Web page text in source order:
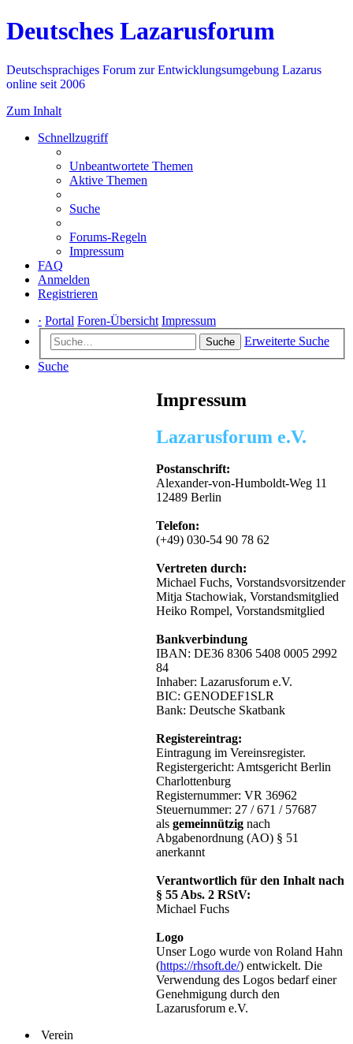
Deutsches Lazarusforum
Deutschsprachiges Forum zur Entwicklungsumgebung Lazarus
online seit 2006
Zum Inhalt
Schnellzugriff
Unbeantwortete Themen
Aktive Themen
Suche
Forums-Regeln
Impressum
FAQ
Anmelden
Registrieren
· Portal Foren-Übersicht Impressum
Suche
Erweiterte Suche
Suche
Impressum
Lazarusforum e.V.
Postanschrift:
Alexander-von-Humboldt-Weg 11
12489 Berlin
Telefon:
(+49) 030-54 90 78 62
Vertreten durch:
Michael Fuchs, Vorstandsvorsitzender
Mitja Stachowiak, Vorstandsmitglied
Heiko Rompel, Vorstandsmitglied
Bankverbindung
IBAN: DE36 8306 5408 0005 2992
84
Inhaber: Lazarusforum e.V.
BIC: GENODEF1SLR
Bank: Deutsche Skatbank
Registereintrag:
Eintragung im Vereinsregister.
Registergericht: Amtsgericht Berlin
Charlottenburg
Registernummer: VR 36962
Steuernummer: 27 / 671 / 57687
als gemeinnützig nach
Abgabenordnung (AO) § 51
anerkannt
Verantwortlich für den Inhalt nach
§ 55 Abs. 2 RStV:
Michael Fuchs
Logo
Unser Logo wurde von Roland Hahn
(https://rhsoft.de/) entwickelt. Die
Verwendung des Logos bedarf einer
Genehmigung durch den
Lazarusforum e.V.
Verein